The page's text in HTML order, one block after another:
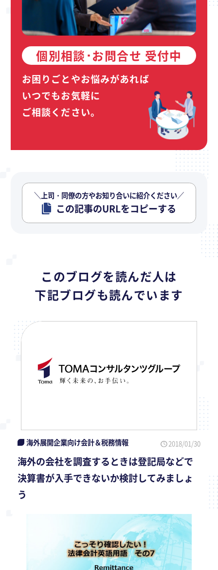
個別相談･お問合せ 受付中
お困りごとやお悩みがあれば
いつでもお気軽に
ご相談ください。
＼上司・同僚の方やお知り合いに紹介ください／
この記事のURLをコピーする
このブログを読んだ人は
下記ブログも読んでいます
海外展開企業向け会計＆税務情報 2018/01/30
海外の会社を調査するときは登記局などで
決算書が入手できないか検討してみましょ
う